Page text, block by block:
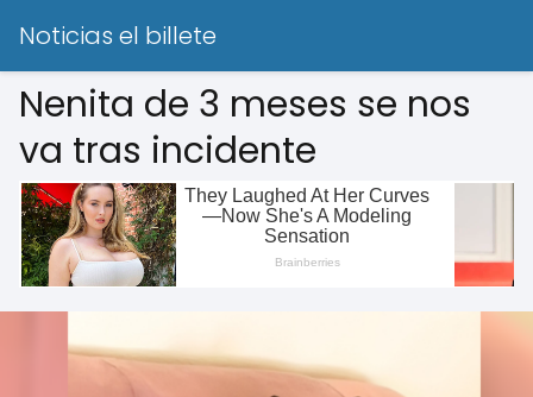
Noticias el billete
Nenita de 3 meses se nos
va tras incidente